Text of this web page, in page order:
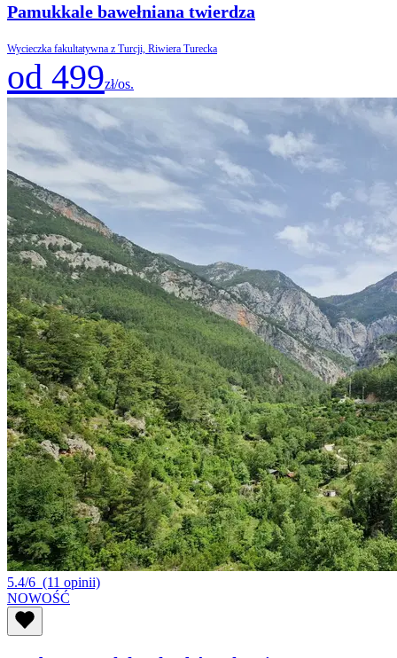
Pamukkale bawełniana twierdza
Wycieczka fakultatywna z Turcji, Riwiera Turecka
od 499zł/os.
5.4/6 (11 opinii)
NOWOŚĆ